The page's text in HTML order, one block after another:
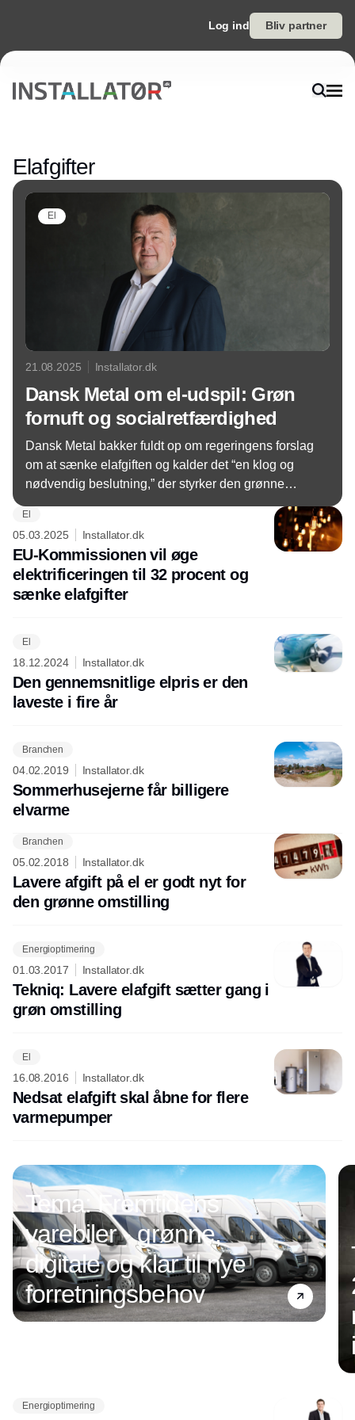
Log ind Bliv partner
Elafgifter
El
21.08.2025 Installator.dk
Dansk Metal om el-udspil: Grøn
fornuft og socialretfærdighed
Dansk Metal bakker fuldt op om regeringens forslag
om at sænke elafgiften og kalder det “en klog og
nødvendig beslutning,” der styrker den grønne
leveomkostninger.
El
05.03.2025 Installator.dk
EU-Kommissionen vil øge
elektrificeringen til 32 procent og
sænke elafgifter
El
18.12.2024 Installator.dk
Den gennemsnitlige elpris er den
laveste i fire år
Branchen
04.02.2019 Installator.dk
Sommerhusejerne får billigere
elvarme
Branchen
05.02.2018 Installator.dk
Lavere afgift på el er godt nyt for
den grønne omstilling
Energioptimering
01.03.2017 Installator.dk
Tekniq: Lavere elafgift sætter gang i
grøn omstilling
El
16.08.2016 Installator.dk
Nedsat elafgift skal åbne for flere
varmepumper
Tema: Fremtidens
varebiler - grønne,
digitale og klar til nye
forretningsbehov
Energioptimering